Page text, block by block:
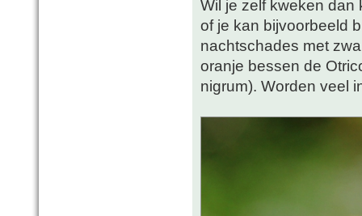
Wil je zelf kweken dan
of je kan bijvoorbeeld
nachtschades met
oranje bessen de
nigrum). Worden veel